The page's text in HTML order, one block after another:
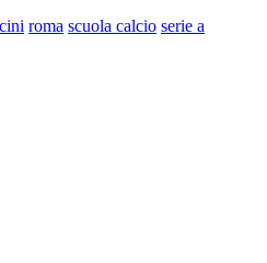
roma scuola calcio serie a